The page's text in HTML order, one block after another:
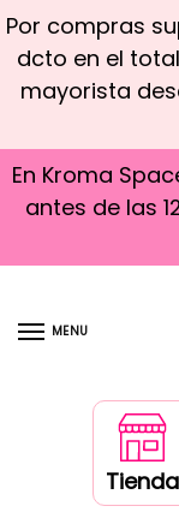
Por compras
dcto en el
mayorista
En Kroma
antes de las
MENU
Tienda